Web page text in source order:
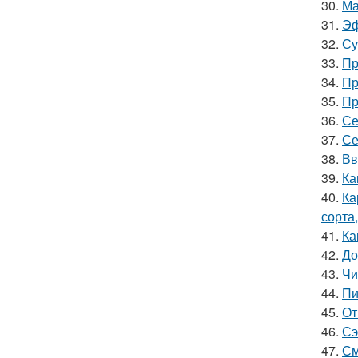
30.
31.
32.
33.
34.
35.
36.
37.
38.
39.
40.
41.
42.
43.
44.
45.
46.
47.